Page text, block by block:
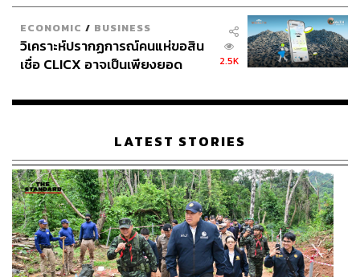
ECONOMIC / BUSINESS
วิเคราะห์ปรากฏการณ์คนแห่ขอสิน
เชื่อ CLICX อาจเป็นเพียงยอด
เรือนไทยที่ถูกซุกไว้
2.5K
LATEST STORIES